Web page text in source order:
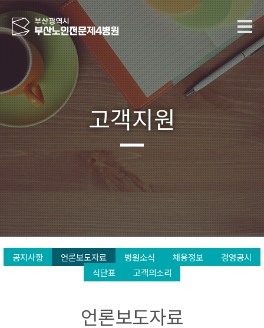
고객지원
공지사항 언론보도자료 병원소식 채용정보
경영공시
식단표
고객의소리
언론보도자료